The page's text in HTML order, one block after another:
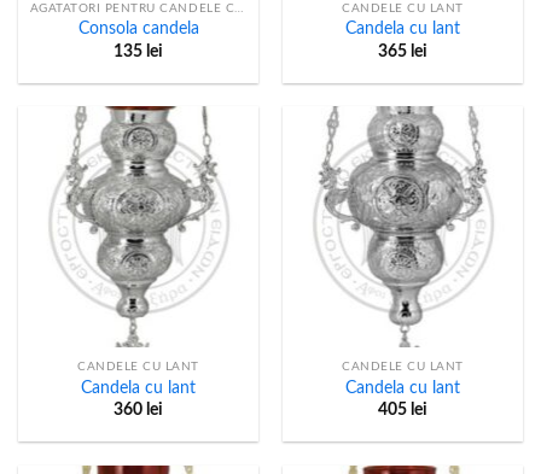
Consola candela
135 lei
CANDELE CU LANT
Candela cu lant
365 lei
CANDELE CU LANT
Candela cu lant
360 lei
CANDELE CU LANT
Candela cu lant
405 lei